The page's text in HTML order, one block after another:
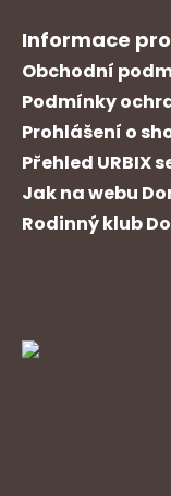
Informace
Obchodní
Podmínky
Prohlášení o
Přehled URBIX
Jak na webu
Rodinný klub